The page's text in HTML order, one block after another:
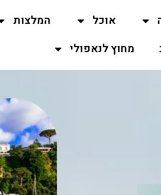
אוכל המלצות
מחוץ לנאפולי